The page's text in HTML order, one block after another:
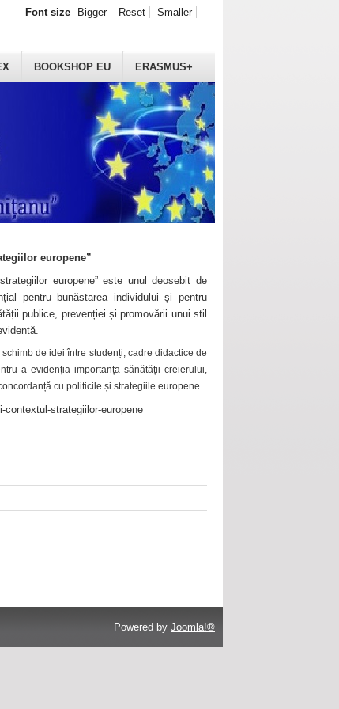
BOOKSHOP EU ERASMUS+
Font size Bigger Reset Smaller
europene”
europene” este unul deosebit de
pentru bunăstarea individului și pentru
publice, prevenției și promovării unui stil
de idei între studenți, cadre didactice de
a evidenția importanța sănătății creierului,
cu politicile și strategiile europene.
contextul-strategiilor-europene
Powered by Joomla!®